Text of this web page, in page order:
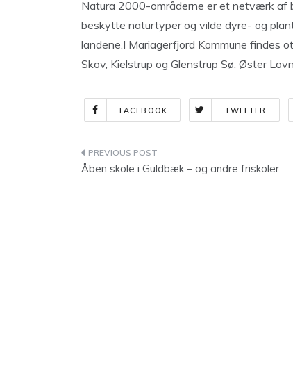
Natura 2000-områderne er et netværk af
beskytte naturtyper og vilde dyre- og
landene.I Mariagerfjord Kommune findes
Skov, Kielstrup og Glenstrup Sø, Øster
FACEBOOK TWITTER
Indlægsnavigation
Åben skole i Guldbæk – og andre friskoler